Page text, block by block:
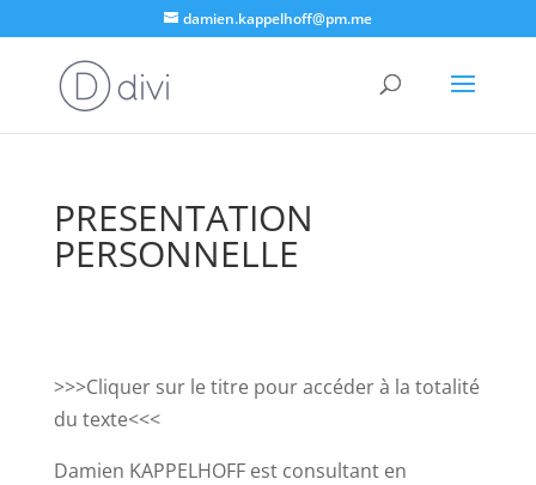
damien.kappelhoff@pm.me
PRESENTATION
PERSONNELLE
>>>Cliquer sur le titre pour accéder à la totalité
du texte<<<
Damien KAPPELHOFF est consultant en